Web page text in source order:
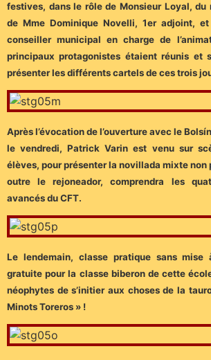
festives, dans le rôle de Monsieur Loyal, du
de Mme Dominique Novelli, 1er adjoint,
conseiller municipal en charge de
principaux protagonistes étaient réunis et
présenter les différents cartels de ces trois
Après l’évocation de l’ouverture avec le
le vendredi, Patrick Varin est venu sur
élèves, pour présenter la novillada mixte non
outre le rejoneador, comprendra les
avancés du CFT.
Le lendemain, classe pratique sans
gratuite pour la classe biberon de cette
néophytes de s’initier aux choses de la
Minots Toreros » !